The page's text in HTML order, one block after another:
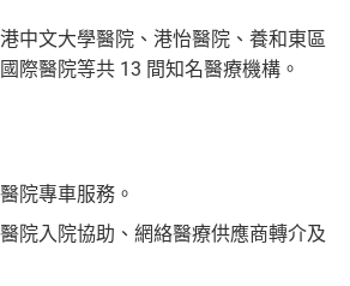
中文大學醫院、港怡醫院、養和東區
際醫院等共 13 間知名醫療機構。
院專車服務。
院入院協助、網絡醫療供應商轉介及